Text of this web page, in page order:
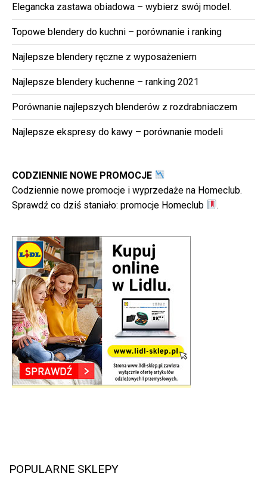
Elegancka zastawa obiadowa – wybierz swój model.
Topowe blendery do kuchni – porównanie i ranking
Najlepsze blendery ręczne z wyposażeniem
Najlepsze blendery kuchenne – ranking 2021
Porównanie najlepszych blenderów z rozdrabniaczem
Najlepsze ekspresy do kawy – porównanie modeli
CODZIENNIE NOWE PROMOCJE
Codziennie nowe promocje i wyprzedaże na Homeclub.
Sprawdź co dziś staniało: promocje Homeclub .
POPULARNE SKLEPY